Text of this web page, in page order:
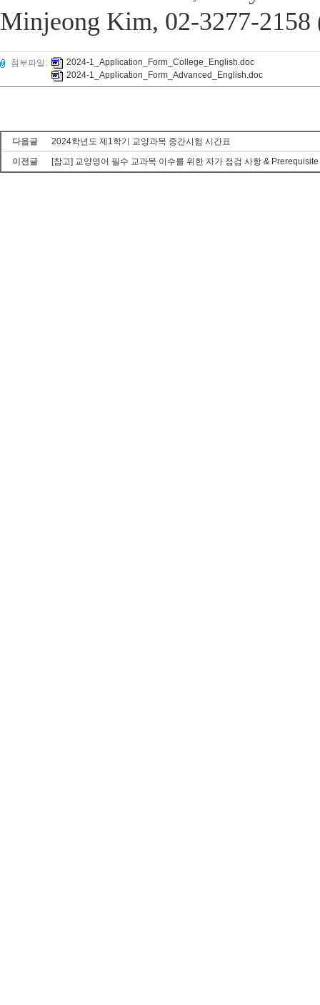
Minjeong Kim, 02-3277-
첨부파일:
2024-1_Application_Form_College_English.doc
2024-1_Application_Form_Advanced_English.doc
다음글
2024학년도 제1학기 교양과목 중간시험 시간표
이전글
[참고] 교양영어 필수 교과목 이수를 위한 자가 점검 사항 &